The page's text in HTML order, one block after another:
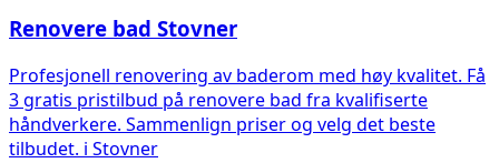
Renovere bad Stovner
Profesjonell renovering av baderom med høy kvalitet. Få
3 gratis pristilbud på renovere bad fra kvalifiserte
håndverkere. Sammenlign priser og velg det beste
tilbudet. i Stovner